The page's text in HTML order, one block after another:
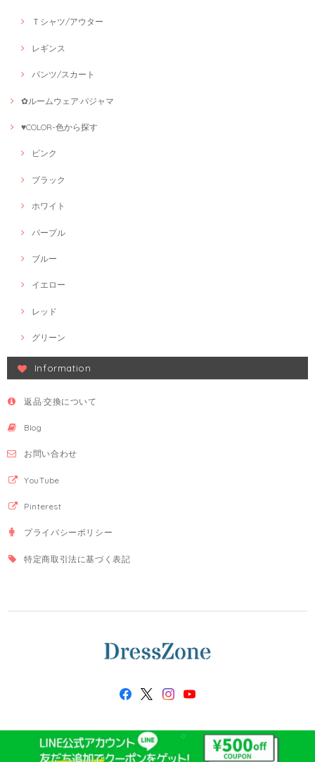
Ｔシャツ/アウター
レギンス
パンツ/スカート
✿ルームウェア·パジャマ
♥COLOR-色から探す
ピンク
ブラック
ホワイト
パープル
ブルー
イエロー
レッド
グリーン
Information
返品·交換について
Blog
お問い合わせ
YouTube
Pinterest
プライバシーポリシー
特定商取引法に基づく表記